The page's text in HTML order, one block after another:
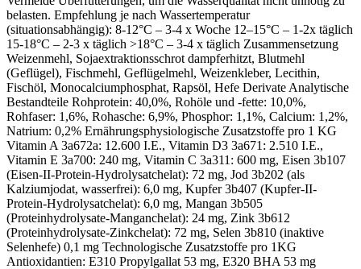
belasten. Empfehlung je nach Wassertemperatur
(situationsabhängig): 8-12°C – 3-4 x Woche 12–15°C – 1-2x täglich
15-18°C – 2-3 x täglich >18°C – 3-4 x täglich Zusammensetzung
Weizenmehl, Sojaextraktionsschrot dampferhitzt, Blutmehl
(Geflügel), Fischmehl, Geflügelmehl, Weizenkleber, Lecithin,
Fischöl, Monocalciumphosphat, Rapsöl, Hefe Derivate Analytische
Bestandteile Rohprotein: 40,0%, Rohöle und -fette: 10,0%,
Rohfaser: 1,6%, Rohasche: 6,9%, Phosphor: 1,1%, Calcium: 1,2%,
Natrium: 0,2% Ernährungsphysiologische Zusatzstoffe pro 1 KG
Vitamin A 3a672a: 12.600 I.E., Vitamin D3 3a671: 2.510 I.E.,
Vitamin E 3a700: 240 mg, Vitamin C 3a311: 600 mg, Eisen 3b107
(Eisen-II-Protein-Hydrolysatchelat): 72 mg, Jod 3b202 (als
Kalziumjodat, wasserfrei): 6,0 mg, Kupfer 3b407 (Kupfer-II-
Protein-Hydrolysatchelat): 6,0 mg, Mangan 3b505
(Proteinhydrolysate-Manganchelat): 24 mg, Zink 3b612
(Proteinhydrolysate-Zinkchelat): 72 mg, Selen 3b810 (inaktive
Selenhefe) 0,1 mg Technologische Zusatzstoffe pro 1KG
Antioxidantien: E310 Propylgallat 53 mg, E320 BHA 53 mg